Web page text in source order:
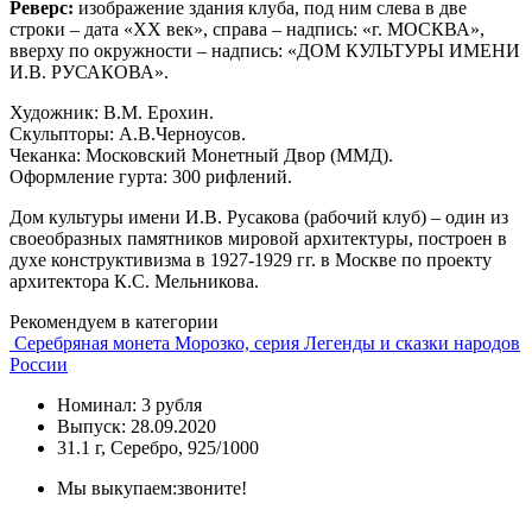
Реверс: изображение здания клуба, под ним слева в две
строки – дата «XХ век», справа – надпись: «г. МОСКВА»,
вверху по окружности – надпись: «ДОМ КУЛЬТУРЫ ИМЕНИ
И.В. РУСАКОВА».
Художник: В.М. Ерохин.
Скульпторы: А.В.Черноусов.
Чеканка: Московский Монетный Двор (ММД).
Оформление гурта: 300 рифлений.
Дом культуры имени И.В. Русакова (рабочий клуб) – один из
своеобразных памятников мировой архитектуры, построен в
духе конструктивизма в 1927-1929 гг. в Москве по проекту
архитектора К.С. Мельникова.
Рекомендуем в категории
Серебряная монета Морозко, серия Легенды и сказки народов
России
Номинал: 3 рубля
Выпуск: 28.09.2020
31.1 г, Серебро, 925/1000
Мы выкупаем:звоните!